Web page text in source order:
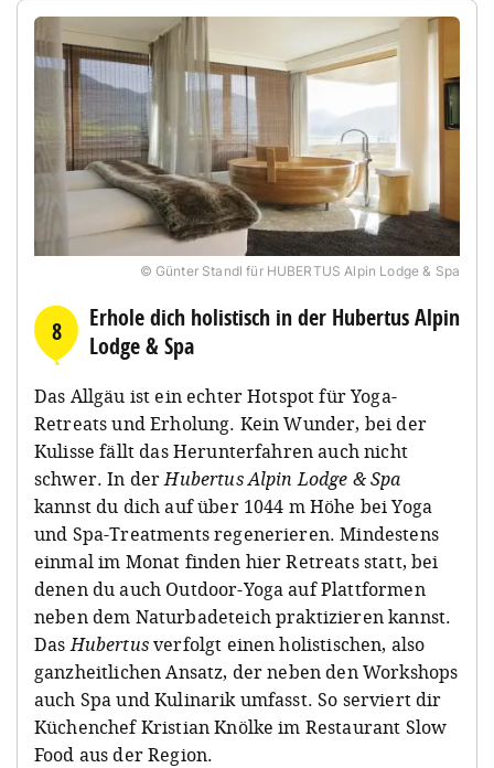
© Günter Standl für HUBERTUS Alpin Lodge & Spa
8
Erhole dich holistisch in der Hubertus Alpin
Lodge & Spa
Das Allgäu ist ein echter Hotspot für Yoga-
Retreats und Erholung. Kein Wunder, bei der
Kulisse fällt das Herunterfahren auch nicht
schwer. In derHubertus Alpin Lodge & Spa
kannst du dich auf über 1044 m Höhe bei Yoga
und Spa-Treatments regenerieren. Mindestens
einmal im Monat finden hier Retreats statt, bei
denen du auch Outdoor-Yoga auf Plattformen
neben dem Naturbadeteich praktizieren kannst.
DasHubertusverfolgt einen holistischen, also
ganzheitlichen Ansatz, der neben den Workshops
auch Spa und Kulinarik umfasst. So serviert dir
Küchenchef Kristian Knölke im Restaurant Slow
Food aus der Region.